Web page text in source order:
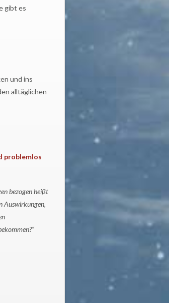
gibt es
und ins
alltäglichen
problemlos
bezogen heißt
Auswirkungen,